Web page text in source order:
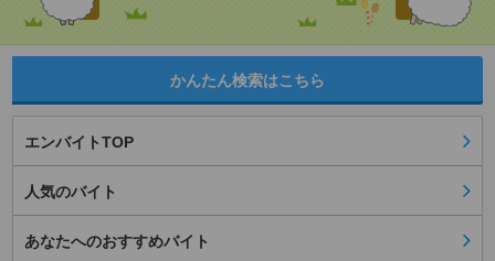
かんたん検索はこちら
エンバイトTOP
人気のバイト
あなたへのおすすめバイト